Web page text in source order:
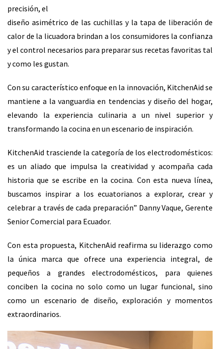
precisión, el
diseño asimétrico de las cuchillas y la tapa de liberación de
calor de la licuadora brindan a los consumidores la confianza
y el control necesarios para preparar sus recetas favoritas tal
y como les gustan.
Con su característico enfoque en la innovación, KitchenAid se
mantiene a la vanguardia en tendencias y diseño del hogar,
elevando la experiencia culinaria a un nivel superior y
transformando la cocina en un escenario de inspiración.
KitchenAid trasciende la categoría de los electrodomésticos:
es un aliado que impulsa la creatividad y acompaña cada
historia que se escribe en la cocina. Con esta nueva línea,
buscamos inspirar a los ecuatorianos a explorar, crear y
celebrar a través de cada preparación” Danny Vaque, Gerente
Senior Comercial para Ecuador.
Con esta propuesta, KitchenAid reafirma su liderazgo como
la única marca que ofrece una experiencia integral, de
pequeños a grandes electrodomésticos, para quienes
conciben la cocina no solo como un lugar funcional, sino
como un escenario de diseño, exploración y momentos
extraordinarios.